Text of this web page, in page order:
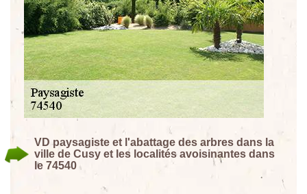
VD paysagiste et l'abattage des arbres dans la
ville de Cusy et les localités avoisinantes dans
le 74540